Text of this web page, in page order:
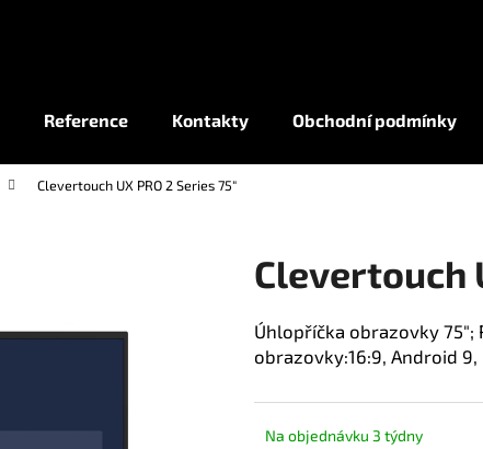
Reference Kontakty Obchodní podmínky
Clevertouch UX PRO 2 Series 75"
Clevertouch
Úhlopříčka obrazovky 75";
obrazovky:16:9, Android 9,
Na objednávku 3 týdny
Co potřebujete najít?